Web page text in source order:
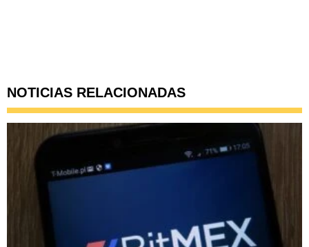
NOTICIAS RELACIONADAS